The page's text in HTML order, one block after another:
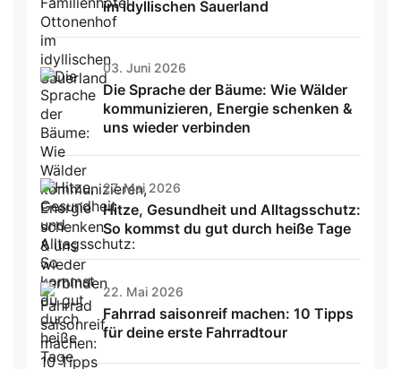
im idyllischen Sauerland
03. Juni 2026
Die Sprache der Bäume: Wie Wälder
kommunizieren, Energie schenken &
uns wieder verbinden
27. Mai 2026
Hitze, Gesundheit und Alltagsschutz:
So kommst du gut durch heiße Tage
22. Mai 2026
Fahrrad saisonreif machen: 10 Tipps
für deine erste Fahrradtour